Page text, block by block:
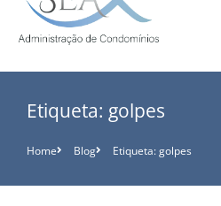
Etiqueta: golpes
Home Blog Etiqueta: golpes